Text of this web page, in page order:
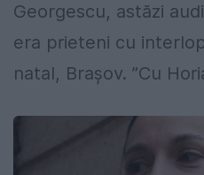
Georgescu, astăzi
era prieteni cu
natal, Brașov. ”Cu